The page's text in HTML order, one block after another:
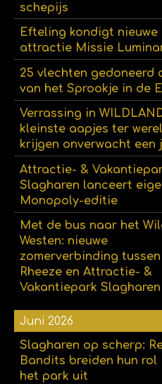
schepijs
Efteling kondigt nieuwe
attractie Missie
25 vlechten gedoneerd
van het Sprookje in de
Verrassing in
kleinste aapjes ter
krijgen onverwacht een
Attractie- &
Slagharen lanceert
Monopoly-editie
Met de bus naar het
Westen: nieuwe
zomerverbinding tussen
Rheeze en Attractie- &
Vakantiepark Slagharen
Juni 2026
Slagharen op scherp:
Bandits breiden hun rol
het park uit